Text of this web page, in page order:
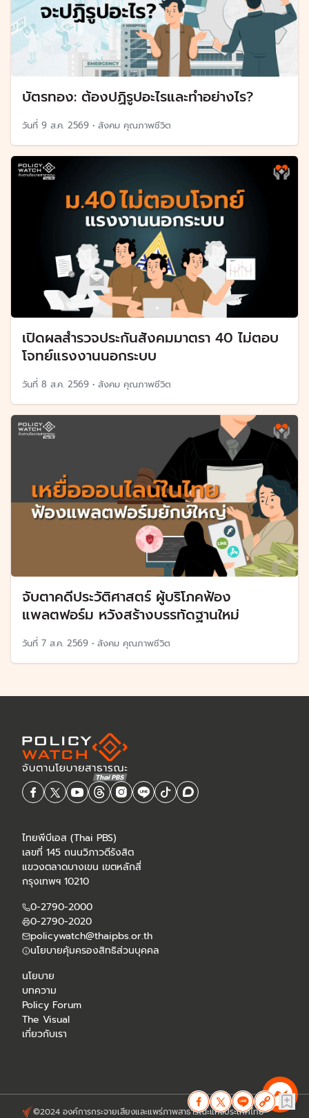
บัตรทอง: ต้องปฏิรูปอะไรและทำอย่างไร?
วันที่ 9 ส.ค. 2569 • สังคม คุณภาพชีวิต
เปิดผลสำรวจประกันสังคมมาตรา 40 ไม่ตอบ
โจทย์แรงงานนอกระบบ
วันที่ 8 ส.ค. 2569 • สังคม คุณภาพชีวิต
จับตาคดีประวัติศาสตร์ ผู้บริโภคฟ้อง
แพลตฟอร์ม หวังสร้างบรรทัดฐานใหม่
วันที่ 7 ส.ค. 2569 • สังคม คุณภาพชีวิต
ไทยพีบีเอส (Thai PBS)
เลขที่ 145 ถนนวิภาวดีรังสิต
แขวงตลาดบางเขน เขตหลักสี่
กรุงเทพฯ 10210
0-2790-2000
0-2790-2020
policywatch@thaipbs.or.th
นโยบายคุ้มครองสิทธิส่วนบุคคล
นโยบาย
บทความ
Policy Forum
The Visual
เกี่ยวกับเรา
©2024 องค์การกระจายเสียงและแพร่ภาพสาธารณะแห่งประเทศไทย